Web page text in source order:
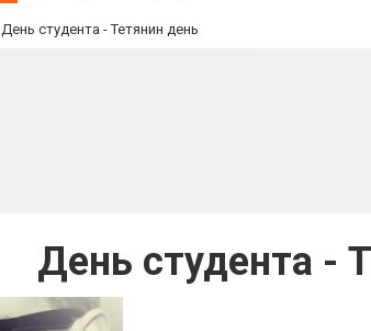
День студента - Тетянин день
День студента -